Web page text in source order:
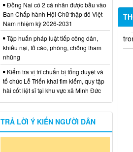
Đồng Nai có 2 cá nhân được bầu vào
Ban Chấp hành Hội Chữ thập đỏ Việt
Nam nhiệm kỳ 2026-2031
Tập huấn pháp luật tiếp công dân,
khiếu nại, tố cáo, phòng, chống tham
nhũng
Kiểm tra vị trí chuẩn bị tổng duyệt và
tổ chức Lễ Triển khai tìm kiếm, quy tập
hài cốt liệt sĩ tại khu vực xã Minh Đức
TRẢ LỜI Ý KIẾN NGƯỜI DÂN